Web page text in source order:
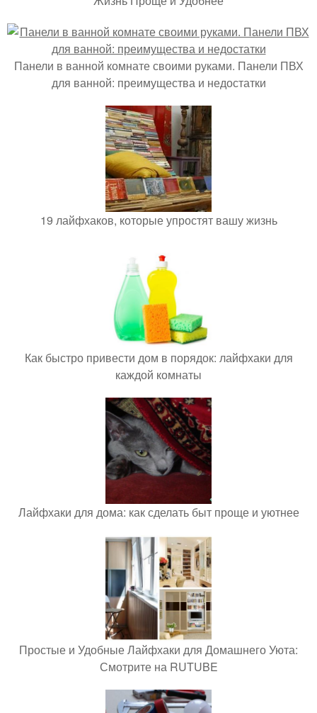
Панели в ванной комнате своими руками. Панели ПВХ
для ванной: преимущества и недостатки
19 лайфхаков, которые упростят вашу жизнь
Как быстро привести дом в порядок: лайфхаки для
каждой комнаты
Лайфхаки для дома: как сделать быт проще и уютнее
Простые и Удобные Лайфхаки для Домашнего Уюта:
Смотрите на RUTUBE